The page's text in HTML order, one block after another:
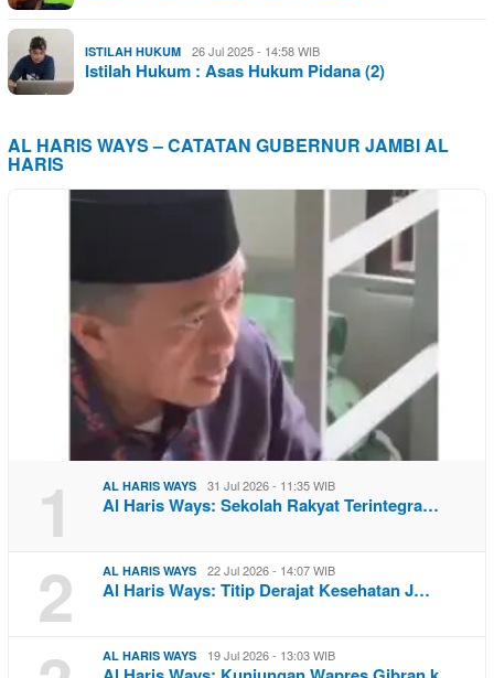
ISTILAH HUKUM 26 Jul 2025 - 14:58 WIB
Istilah Hukum : Asas Hukum Pidana (2)
AL HARIS WAYS – CATATAN GUBERNUR JAMBI AL
HARIS
1 AL HARIS WAYS 31 Jul 2026 - 11:35 WIB
Al Haris Ways: Sekolah Rakyat Terintegra…
2 AL HARIS WAYS 22 Jul 2026 - 14:07 WIB
Al Haris Ways: Titip Derajat Kesehatan J…
AL HARIS WAYS 19 Jul 2026 - 13:03 WIB